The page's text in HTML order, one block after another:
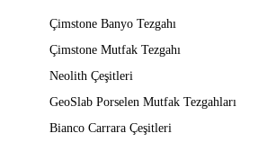
Çimstone Banyo Tezgahı
Çimstone Mutfak Tezgahı
Neolith Çeşitleri
GeoSlab Porselen Mutfak Tezgahları
Bianco Carrara Çeşitleri